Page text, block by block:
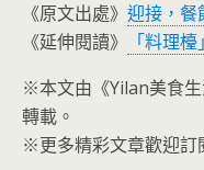
《原文出處》 迎接，餐
《延伸閱讀》
「料理
※本文由《Yilan美食
轉載。
※更多精彩文章歡迎訂